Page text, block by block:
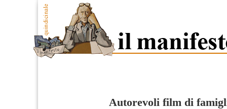
Autorevoli film di